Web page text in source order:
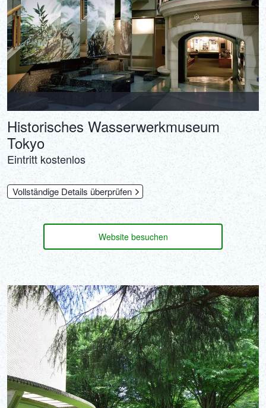
Historisches Wasserwerkmuseum
Tokyo
Eintritt kostenlos
Vollständige Details überprüfen
Website besuchen